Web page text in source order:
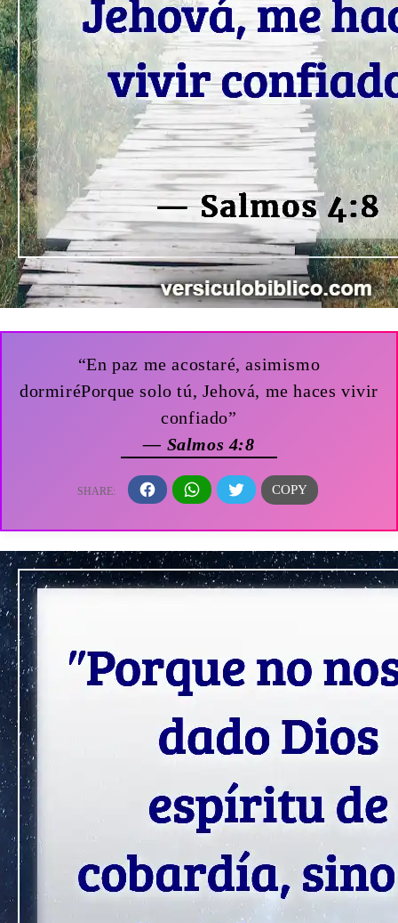
“En paz me acostaré, asimismo
dormiréPorque solo tú, Jehová, me haces vivir
confiado”
— Salmos 4:8